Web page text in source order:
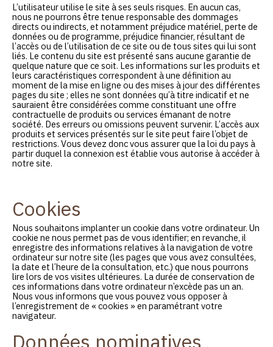
L’utilisateur utilise le site à ses seuls risques. En aucun cas,
nous ne pourrons être tenue responsable des dommages
directs ou indirects, et notamment préjudice matériel, perte de
données ou de programme, préjudice financier, résultant de
l’accès ou de l’utilisation de ce site ou de tous sites qui lui sont
liés. Le contenu du site est présenté sans aucune garantie de
quelque nature que ce soit. Les informations sur les produits et
leurs caractéristiques correspondent à une définition au
moment de la mise en ligne ou des mises à jour des différentes
pages du site ; elles ne sont données qu’à titre indicatif et ne
sauraient être considérées comme constituant une offre
contractuelle de produits ou services émanant de notre
société. Des erreurs ou omissions peuvent survenir. L’accès aux
produits et services présentés sur le site peut faire l’objet de
restrictions. Vous devez donc vous assurer que la loi du pays à
partir duquel la connexion est établie vous autorise à accéder à
notre site.
Cookies
Nous souhaitons implanter un cookie dans votre ordinateur. Un
cookie ne nous permet pas de vous identifier; en revanche, il
enregistre des informations relatives à la navigation de votre
ordinateur sur notre site (les pages que vous avez consultées,
la date et l’heure de la consultation, etc.) que nous pourrons
lire lors de vos visites ultérieures. La durée de conservation de
ces informations dans votre ordinateur n’excède pas un an.
Nous vous informons que vous pouvez vous opposer à
l’enregistrement de « cookies » en paramétrant votre
navigateur.
Données nominatives